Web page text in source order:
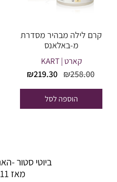
קרם לילה מבהיר מסדרת
מ-באלאנס
קארט | KART
₪258.00
המחיר
היה:
₪258.00.
₪219.30
הוספה לסל
ביוטי סטור -
מאז 2011